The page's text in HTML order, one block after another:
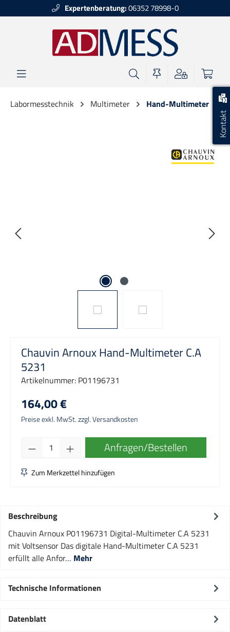
Kontakt
Expertenberatung:06352 78998-0
Labormesstechnik Multimeter Hand-Multimeter
Chauvin Arnoux Hand-Multimeter C.A
5231
Artikelnummer: P01196731
164,00 €
Preise exkl. MwSt. zzgl. Versandkosten
Produkt Anzahl: Gib den gewünschten
Anfragen/Bestellen
Zum Merkzettel hinzufügen
Beschreibung
Chauvin Arnoux P01196731 Digital-Multimeter C.A 5231
mit Voltsensor Das digitale Hand-Multimeter C.A 5231
erfüllt alle Anfor… Mehr
Technische Informationen
Datenblatt